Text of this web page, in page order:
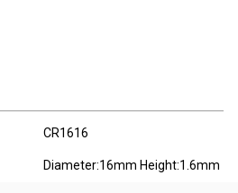
CR1616
Diameter:16mm Height:1.6mm